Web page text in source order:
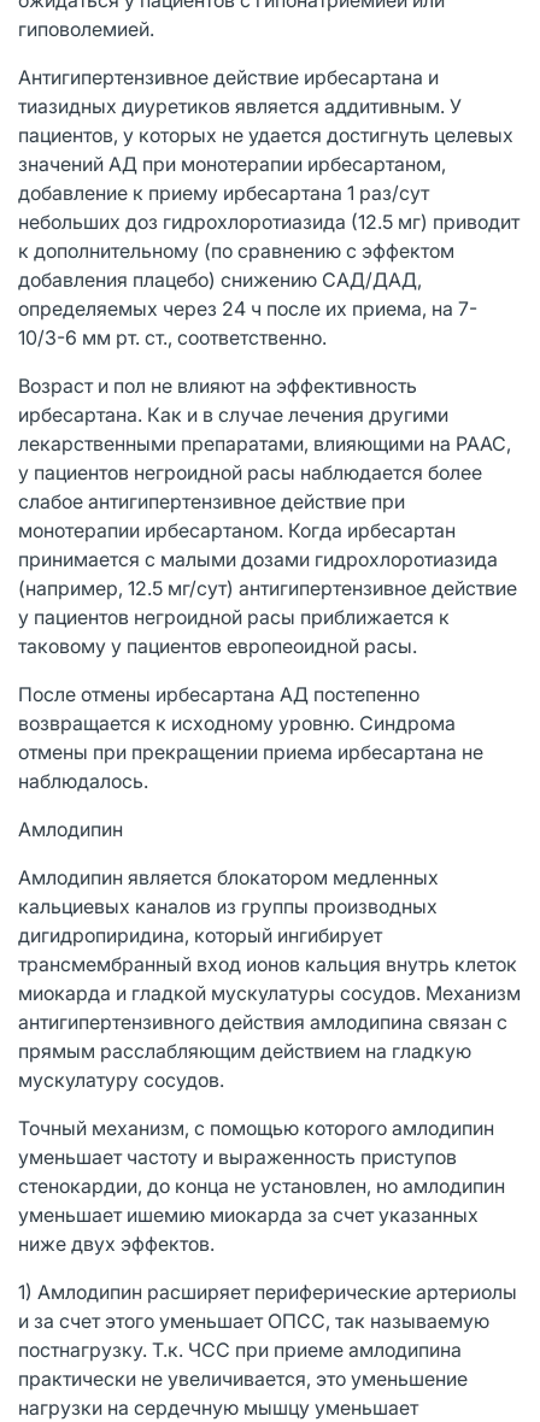
гиповолемией.
Антигипертензивное действие ирбесартана и
тиазидных диуретиков является аддитивным. У
пациентов, у которых не удается достигнуть целевых
значений АД при монотерапии ирбесартаном,
добавление к приему ирбесартана 1 раз/сут
небольших доз гидрохлоротиазида (12.5 мг) приводит
к дополнительному (по сравнению с эффектом
добавления плацебо) снижению САД/ДАД,
определяемых через 24 ч после их приема, на 7-
10/3-6 мм рт. ст., соответственно.
Возраст и пол не влияют на эффективность
ирбесартана. Как и в случае лечения другими
лекарственными препаратами, влияющими на РААС,
у пациентов негроидной расы наблюдается более
слабое антигипертензивное действие при
монотерапии ирбесартаном. Когда ирбесартан
принимается с малыми дозами гидрохлоротиазида
(например, 12.5 мг/сут) антигипертензивное действие
у пациентов негроидной расы приближается к
таковому у пациентов европеоидной расы.
После отмены ирбесартана АД постепенно
возвращается к исходному уровню. Синдрома
отмены при прекращении приема ирбесартана не
наблюдалось.
Амлодипин
Амлодипин является блокатором медленных
кальциевых каналов из группы производных
дигидропиридина, который ингибирует
трансмембранный вход ионов кальция внутрь клеток
миокарда и гладкой мускулатуры сосудов. Механизм
антигипертензивного действия амлодипина связан с
прямым расслабляющим действием на гладкую
мускулатуру сосудов.
Точный механизм, с помощью которого амлодипин
уменьшает частоту и выраженность приступов
стенокардии, до конца не установлен, но амлодипин
уменьшает ишемию миокарда за счет указанных
ниже двух эффектов.
1) Амлодипин расширяет периферические артериолы
и за счет этого уменьшает ОПСС, так называемую
постнагрузку. Т.к. ЧСС при приеме амлодипина
практически не увеличивается, это уменьшение
нагрузки на сердечную мышцу уменьшает